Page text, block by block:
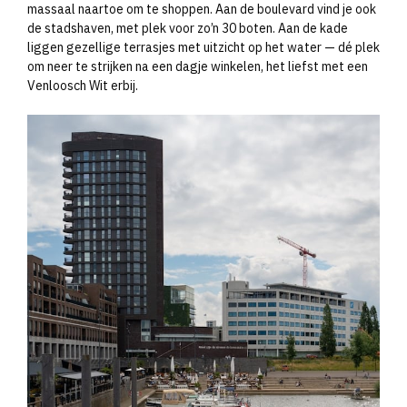
massaal naartoe om te shoppen. Aan de boulevard vind je ook
de stadshaven, met plek voor zo’n 30 boten. Aan de kade
liggen gezellige terrasjes met uitzicht op het water — dé plek
om neer te strijken na een dagje winkelen, het liefst met een
Venloosch Wit erbij.